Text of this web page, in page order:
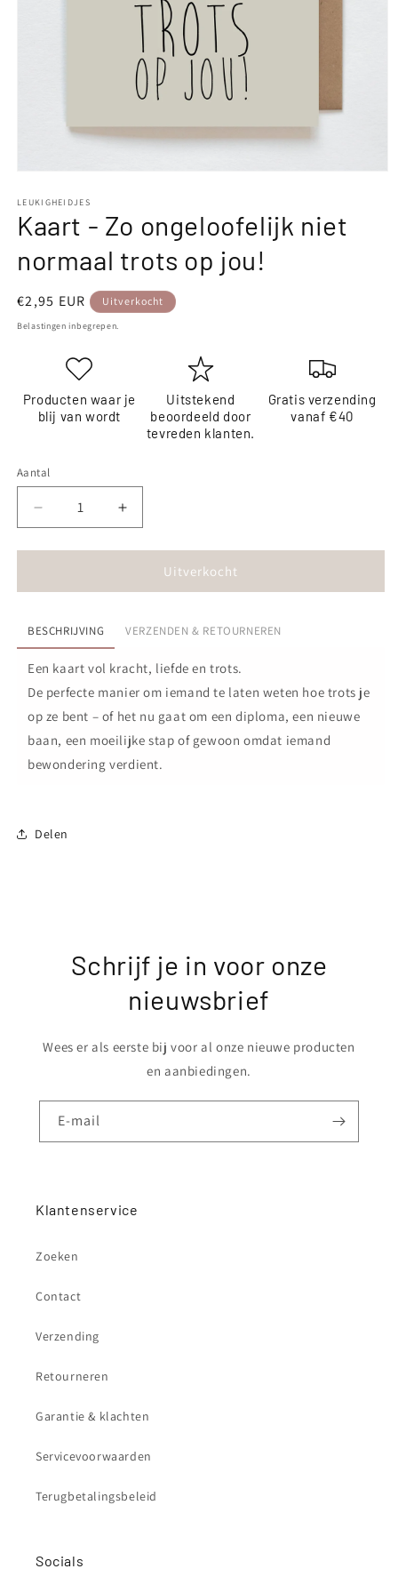
openen
in
modaal
LEUKIGHEIDJES
Kaart - Zo ongeloofelijk niet
normaal trots op jou!
Normale
prijs
€2,95 EUR Uitverkocht
Belastingen inbegrepen.
Producten waar je
blij van wordt
Uitstekend
beoordeeld door
tevreden klanten.
Gratis verzending
vanaf €40
Aantal
Aantal
verlagen
voor
-
ongeloofelijk
niet
normaal
op
jou!
Aantal
verhogen
voor
-
ongeloofelijk
normaal
trots
op
jou!
Uitverkocht
BESCHRIJVING VERZENDEN & RETOURNEREN
Een kaart vol kracht, liefde en trots.
De perfecte manier om iemand te laten weten hoe trots je
op ze bent – of het nu gaat om een diploma, een nieuwe
baan, een moeilijke stap of gewoon omdat iemand
bewondering verdient.
Delen
Schrijf je in voor onze
nieuwsbrief
Wees er als eerste bij voor al onze nieuwe producten
en aanbiedingen.
E‑mail
Klantenservice
Zoeken
Contact
Verzending
Retourneren
Garantie & klachten
Servicevoorwaarden
Terugbetalingsbeleid
Socials